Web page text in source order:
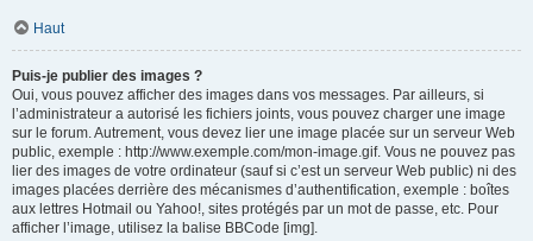
Haut
Puis-je publier des images ?
Oui, vous pouvez afficher des images dans vos messages. Par ailleurs, si
l’administrateur a autorisé les fichiers joints, vous pouvez charger une image
sur le forum. Autrement, vous devez lier une image placée sur un serveur Web
public, exemple : http://www.exemple.com/mon-image.gif. Vous ne pouvez pas
lier des images de votre ordinateur (sauf si c’est un serveur Web public) ni des
images placées derrière des mécanismes d’authentification, exemple : boîtes
aux lettres Hotmail ou Yahoo!, sites protégés par un mot de passe, etc. Pour
afficher l’image, utilisez la balise BBCode [img].